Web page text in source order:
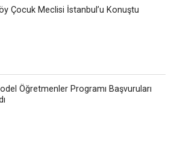
Çocuk Meclisi İstanbul’u Konuştu
Öğretmenler Programı Başvuruları